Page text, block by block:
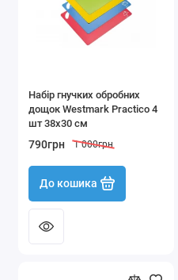
Набір гнучких обробних
дощок Westmark Practico 4
шт 38x30 см
790грн 1 000грн
До кошика